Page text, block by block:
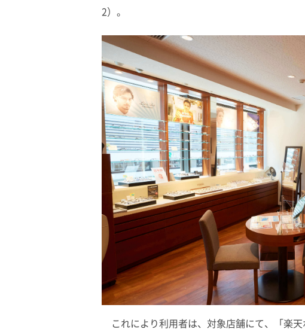
2）。
これにより利用者は、対象店舗にて、「楽